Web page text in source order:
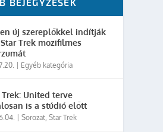
új szereplőkkel indítják
Trek mozifilmes
Egyéb kategória
Trek: United terve
is a stúdió előtt
|Sorozat,Star Trek